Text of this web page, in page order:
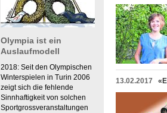
Olympia ist ein
Auslaufmodell
2018: Seit den Olympischen
Winterspielen in Turin 2006
zeigt sich die fehlende
Sinnhaftigkeit von solchen
Sportgrossveranstaltungen
13.02.2017